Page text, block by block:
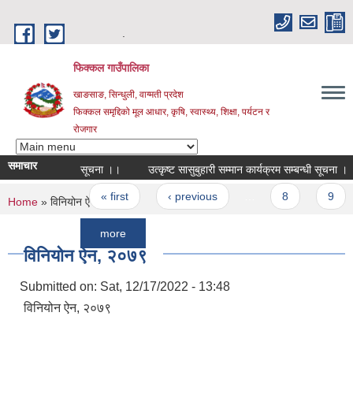
फिक्कल गाउँपालिका
खाङसाङ, सिन्धुली, वाग्मती प्रदेश
फिक्कल समृद्दिको मूल आधार, कृषि, स्वास्थ्य, शिक्षा, पर्यटन र
रोजगार
समाचार सूचना ।। उत्कृष्ट सासुबुहारी सम्मान कार्यक्रम सम्बन्धी सूचना ।
Pages
« first ‹ previous …
You are here
Home » विनियोन ऐन, २०७९
विनियोन ऐन, २०७९
Submitted on: Sat, 12/17/2022 - 13:48
विनियोन ऐन, २०७९